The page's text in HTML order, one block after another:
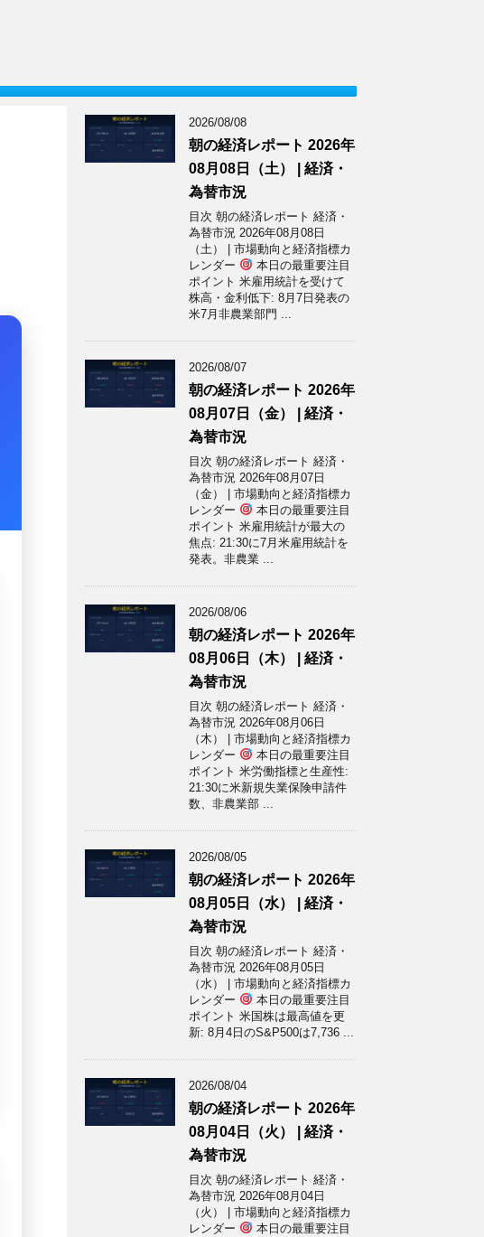
2026/08/08
朝の経済レポート 2026年
08月08日（土） | 経済・
為替市況
目次 朝の経済レポート 経済・
為替市況 2026年08月08日
（土） | 市場動向と経済指標カ
レンダー
本日の最重要注目
ポイント 米雇用統計を受けて
株高・金利低下: 8月7日発表の
米7月非農業部門 ...
2026/08/07
朝の経済レポート 2026年
08月07日（金） | 経済・
為替市況
目次 朝の経済レポート 経済・
為替市況 2026年08月07日
（金） | 市場動向と経済指標カ
レンダー
本日の最重要注目
ポイント 米雇用統計が最大の
焦点: 21:30に7月米雇用統計を
発表。非農業 ...
2026/08/06
朝の経済レポート 2026年
08月06日（木） | 経済・
為替市況
目次 朝の経済レポート 経済・
為替市況 2026年08月06日
（木） | 市場動向と経済指標カ
レンダー
本日の最重要注目
ポイント 米労働指標と生産性:
21:30に米新規失業保険申請件
数、非農業部 ...
2026/08/05
朝の経済レポート 2026年
08月05日（水） | 経済・
為替市況
目次 朝の経済レポート 経済・
為替市況 2026年08月05日
（水） | 市場動向と経済指標カ
レンダー
本日の最重要注目
ポイント 米国株は最高値を更
新: 8月4日のS&P500は7,736 ...
2026/08/04
朝の経済レポート 2026年
08月04日（火） | 経済・
為替市況
目次 朝の経済レポート 経済・
為替市況 2026年08月04日
（火） | 市場動向と経済指標カ
レンダー
本日の最重要注目